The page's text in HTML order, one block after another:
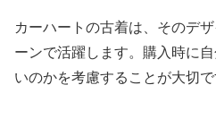
カーハートの古着は、そのデ
ーンで活躍します。購入時に
いのかを考慮することが大切で